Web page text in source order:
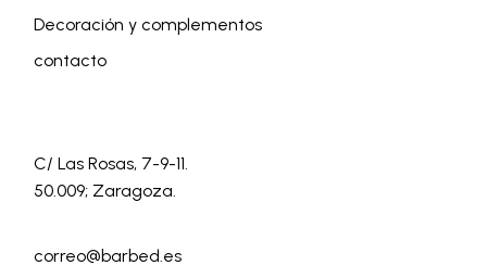
Decoración y complementos
contacto
C/ Las Rosas, 7-9-11.
50.009; Zaragoza.
correo@barbed.es